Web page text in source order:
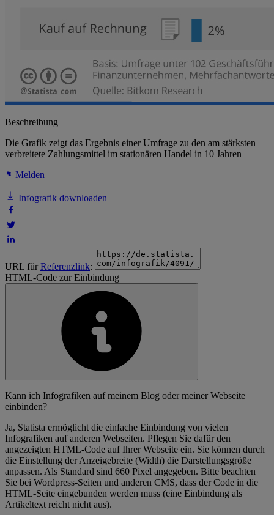
Beschreibung
Die Grafik zeigt das Ergebnis einer Umfrage zu den am stärksten
verbreitete Zahlungsmittel im stationären Handel in 10 Jahren
Melden
Infografik downloaden
URL fürReferenzlink:
HTML-Code zur Einbindung
Kann ich Infografiken auf meinem Blog oder meiner Webseite
einbinden?
Ja, Statista ermöglicht die einfache Einbindung von vielen
Infografiken auf anderen Webseiten. Pflegen Sie dafür den
angezeigten HTML-Code auf Ihrer Webseite ein. Sie können durch
die Einstellung der Anzeigebreite (Width) die Darstellungsgröße
anpassen. Als Standard sind 660 Pixel angegeben. Bitte beachten
Sie bei Wordpress-Seiten und anderen CMS, dass der Code in die
HTML-Seite eingebunden werden muss (eine Einbindung als
Artikeltext reicht nicht aus).